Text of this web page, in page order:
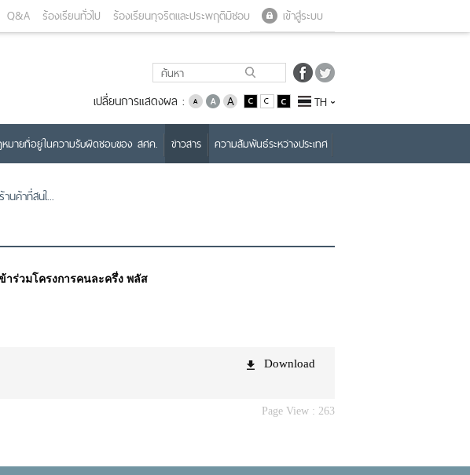
เข้าสู่ระบบ
Q&A ร้องเรียนทั่วไป ร้องเรียนทุจริตและประพฤติมิชอบ
เปลี่ยนการแสดงผล : TH
มายที่อยู่ในความรับผิดชอบของ สศค. ข่าวสาร ความสัมพันธ์ระหว่างประเทศ
นค้าที่สนใ...
าร่วมโครงการคนละครึ่ง พลัส
Download
Page View : 263